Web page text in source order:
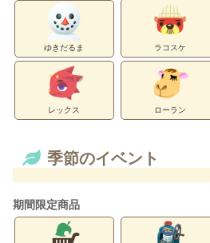
ゆきだるま ラコスケ
レックス ローラン
季節のイベント
期間限定商品